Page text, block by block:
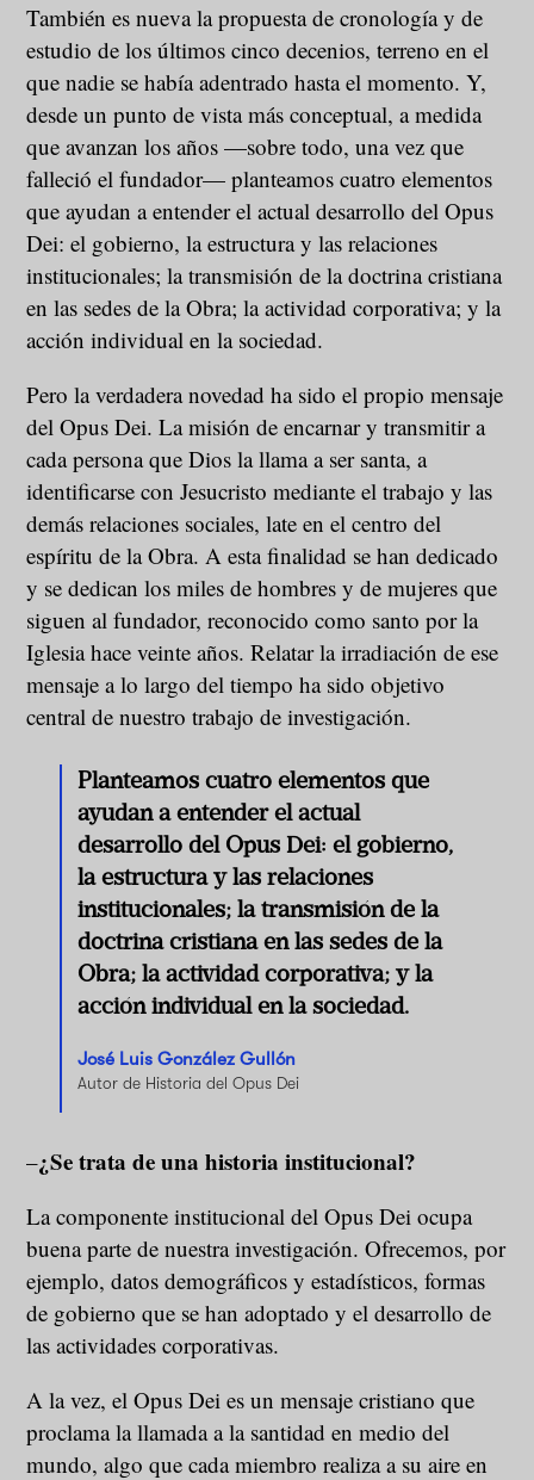
También es nueva la propuesta de cronología y de
estudio de los últimos cinco decenios, terreno en el
que nadie se había adentrado hasta el momento. Y,
desde un punto de vista más conceptual, a medida
que avanzan los años —sobre todo, una vez que
falleció el fundador— planteamos cuatro elementos
que ayudan a entender el actual desarrollo del Opus
Dei: el gobierno, la estructura y las relaciones
institucionales; la transmisión de la doctrina cristiana
en las sedes de la Obra; la actividad corporativa; y la
acción individual en la sociedad.
Pero la verdadera novedad ha sido el propio mensaje
del Opus Dei. La misión de encarnar y transmitir a
cada persona que Dios la llama a ser santa, a
identificarse con Jesucristo mediante el trabajo y las
demás relaciones sociales, late en el centro del
espíritu de la Obra. A esta finalidad se han dedicado
y se dedican los miles de hombres y de mujeres que
siguen al fundador, reconocido como santo por la
Iglesia hace veinte años. Relatar la irradiación de ese
mensaje a lo largo del tiempo ha sido objetivo
central de nuestro trabajo de investigación.
Planteamos cuatro elementos que
ayudan a entender el actual
desarrollo del Opus Dei: el gobierno,
la estructura y las relaciones
institucionales; la transmisión de la
doctrina cristiana en las sedes de la
Obra; la actividad corporativa; y la
acción individual en la sociedad.
José Luis González Gullón
Autor de Historia del Opus Dei
–¿Se trata de una historia institucional?
La componente institucional del Opus Dei ocupa
buena parte de nuestra investigación. Ofrecemos, por
ejemplo, datos demográficos y estadísticos, formas
de gobierno que se han adoptado y el desarrollo de
las actividades corporativas.
A la vez, el Opus Dei es un mensaje cristiano que
proclama la llamada a la santidad en medio del
mundo, algo que cada miembro realiza a su aire en